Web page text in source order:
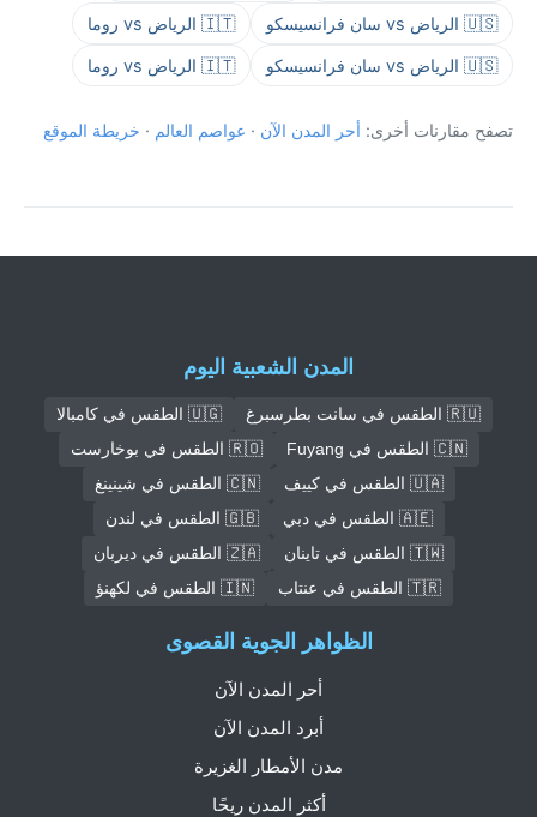
🇺🇸 الرياض vs سان فرانسيسكو 🇮🇹 الرياض vs روما
🇺🇸 الرياض vs سان فرانسيسكو 🇮🇹 الرياض vs روما
تصفح مقارنات أخرى: أحر المدن الآن · عواصم العالم · خريطة الموقع
المدن الشعبية اليوم
🇷🇺 الطقس في سانت بطرسبرغ
🇺🇬 الطقس في كامبالا
🇨🇳 الطقس في Fuyang
🇷🇴 الطقس في بوخارست
🇺🇦 الطقس في كييف
🇨🇳 الطقس في شينينغ
🇦🇪 الطقس في دبي
🇬🇧 الطقس في لندن
🇹🇼 الطقس في تاينان
🇿🇦 الطقس في ديربان
🇹🇷 الطقس في عنتاب
🇮🇳 الطقس في لكهنؤ
الظواهر الجوية القصوى
أحر المدن الآن
أبرد المدن الآن
مدن الأمطار الغزيرة
أكثر المدن ريحًا